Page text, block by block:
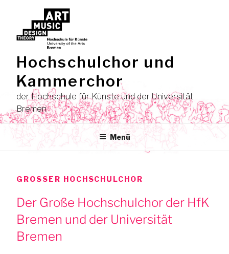
springen
Hochschulchor und
Kammerchor
der Hochschule für Künste und der Universität
Bremen
Menü
GROSSER HOCHSCHULCHOR
Der Große Hochschulchor der HfK
Bremen und der Universität
Bremen